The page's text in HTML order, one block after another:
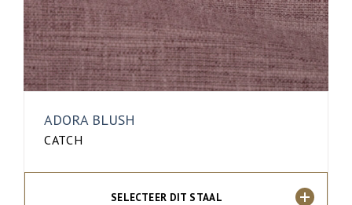
ADORA BLUSH
CATCH
SELECTEER DIT STAAL